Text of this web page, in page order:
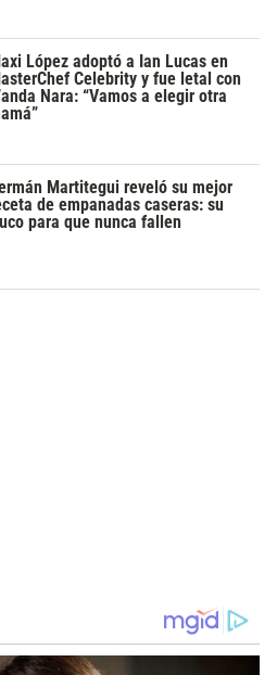
López adoptó a Ian Lucas en
Celebrity y fue letal con
Nara: “Vamos a elegir otra
Martitegui reveló su mejor
de empanadas caseras: su
para que nunca fallen